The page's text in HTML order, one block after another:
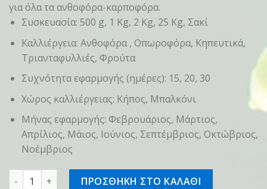
για όλα τα ανθοφόρα-καρποφόρα.
Συσκευασία: 500 g, 1 Kg, 2 Kg, 25 Kg, Σακί
Καλλιέργεια: Ανθοφόρα , Οπωροφόρα, Κηπευτικά,
Τριανταφυλλιές, Φρούτα
Συχνότητα εφαρμογής (ημέρες): 15, 20, 30
Χώρος καλλιέργειας: Κήπος, Μπαλκόνι
Μήνας εφαρμογής: Φεβρουάριος, Μάρτιος,
Απρίλιος, Μάιος, Ιούνιος, Σεπτέμβριος, Οκτώβριος,
Νοέμβριος
κρυσταλλικό λίπασμα ανθοφορίας και καρποφορίας 7-
ΠΡΟΣΘΗΚΗ ΣΤΟ ΚΑΛΑΘΙ